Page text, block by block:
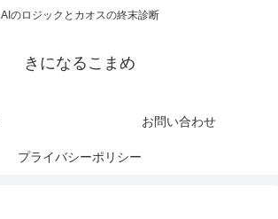
AIのロジックとカオスの終末診断
きになるこまめ
お問い合わせ
プライバシーポリシー